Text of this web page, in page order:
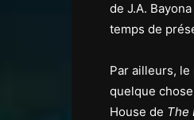
de J.A.
temps de
Par ailleurs,
quelque
House de The